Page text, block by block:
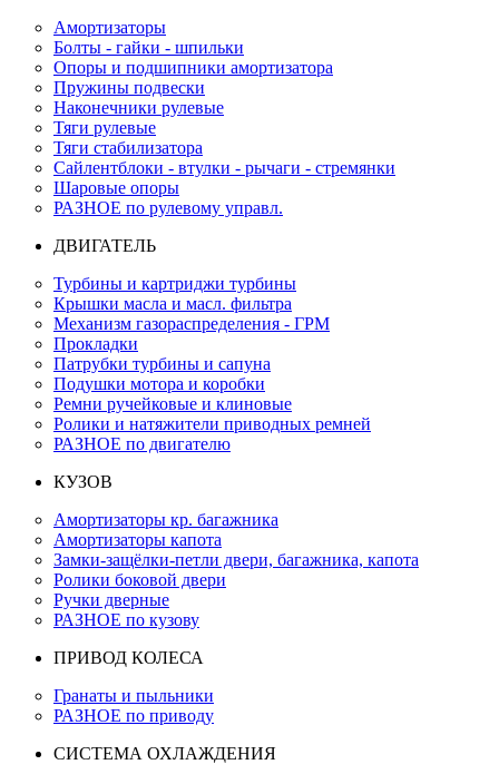
Амортизаторы
Болты - гайки - шпильки
Опоры и подшипники амортизатора
Пружины подвески
Наконечники рулевые
Тяги рулевые
Тяги стабилизатора
Сайлентблоки - втулки - рычаги - стремянки
Шаровые опоры
РАЗНОЕ по рулевому управл.
ДВИГАТЕЛЬ
Турбины и картриджи турбины
Крышки масла и масл. фильтра
Механизм газораспределения - ГРМ
Прокладки
Патрубки турбины и сапуна
Подушки мотора и коробки
Ремни ручейковые и клиновые
Ролики и натяжители приводных ремней
РАЗНОЕ по двигателю
КУЗОВ
Амортизаторы кр. багажника
Амортизаторы капота
Замки-защёлки-петли двери, багажника, капота
Ролики боковой двери
Ручки дверные
РАЗНОЕ по кузову
ПРИВОД КОЛЕСА
Гранаты и пыльники
РАЗНОЕ по приводу
СИСТЕМА ОХЛАЖДЕНИЯ